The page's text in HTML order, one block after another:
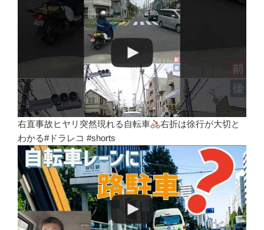
右直事故ヒヤリ突然現れる自転車
右折は徐行が大切と
わかる#ドラレコ #shorts